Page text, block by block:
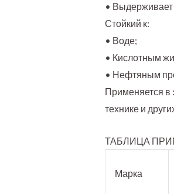
•
Стойкий к:
• Воде;
• Кислотным
• Нефтяным
Применяется в
технике и
ТАБЛИЦА
Марка